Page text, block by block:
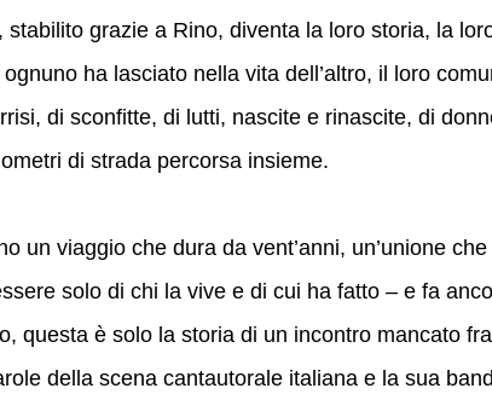
stabilito grazie a Rino, diventa la loro storia, la
ha lasciato nella vita dell’altro, il loro
di sconfitte, di lutti, nascite e rinascite, di
di strada percorsa insieme.
un viaggio che dura da vent’anni, un’unione
solo di chi la vive e di cui ha fatto – e fa
questa è solo la storia di un incontro mancato
della scena cantautorale italiana e la sua